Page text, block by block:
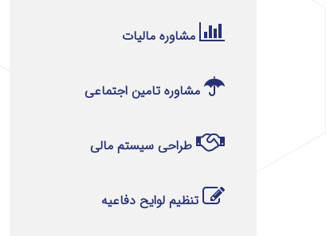
مشاوره مالیات
مشاوره تامین اجتماعی
طراحی سیستم مالی
تنظیم لوایح دفاعیه